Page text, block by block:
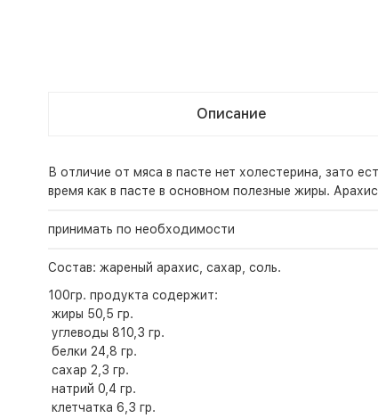
Описание
В отличие от мяса в пасте нет холестерина, зато
время как в пасте в основном полезные жиры.
принимать по необходимости
Состав: жареный арахис, сахар, соль.
100гр. продукта содержит:
жиры 50,5 гр.
углеводы 810,3 гр.
белки 24,8 гр.
сахар 2,3 гр.
натрий 0,4 гр.
клетчатка 6,3 гр.